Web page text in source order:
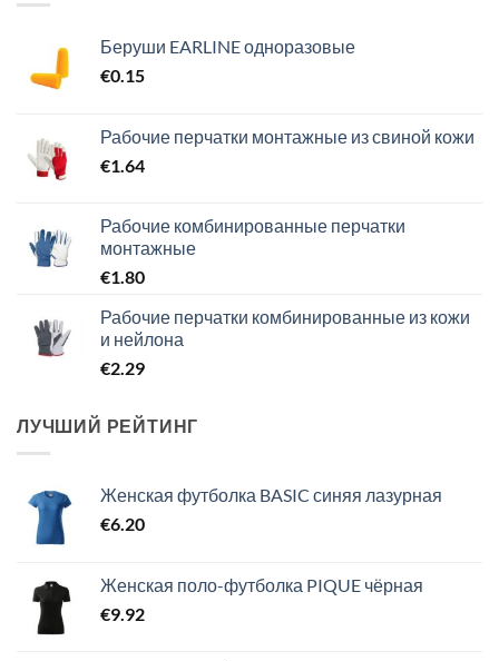
Беруши EARLINE одноразовые
€0.15
Рабочие перчатки монтажные из свиной кожи
€1.64
Рабочие комбинированные перчатки
монтажные
€1.80
Рабочие перчатки комбинированные из кожи
и нейлона
€2.29
ЛУЧШИЙ РЕЙТИНГ
Женская футболка BASIC синяя лазурная
€6.20
Женская поло-футболка PIQUE чёрная
€9.92